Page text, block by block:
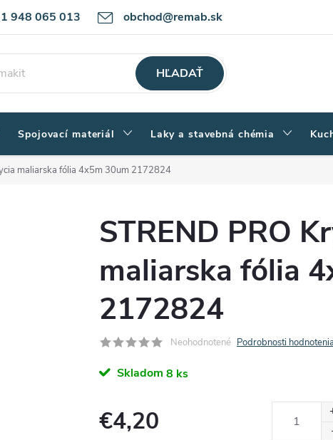
948 065 013 obchod@remab.sk
ochrany osobných údajov Ako nakupovať
HĽADAŤ
Spojovací materiál Laky a stavebná chémia
maliarska fólia 4x5m 30um 2172824
STREND PRO
maliarska fólia
2172824
Neohodnotené Podrobnosti hodnotenia
Skladom 8 ks
€4,20